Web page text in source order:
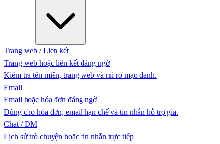
Trang web / Liên kết
Trang web hoặc liên kết đáng ngờ
Kiểm tra tên miền, trang web và rủi ro mạo danh.
Email
Email hoặc hóa đơn đáng ngờ
Dùng cho hóa đơn, email hạn chế và tin nhắn hỗ trợ giả.
Chat / DM
Lịch sử trò chuyện hoặc tin nhắn trực tiếp